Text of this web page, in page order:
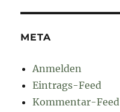
META
Anmelden
Eintrags-Feed
Kommentar-Feed